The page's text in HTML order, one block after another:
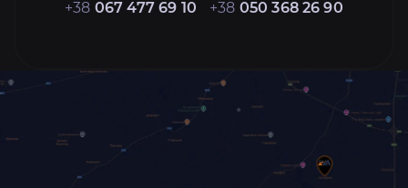
+38 067 477 69 10 +38 050 368 26 90